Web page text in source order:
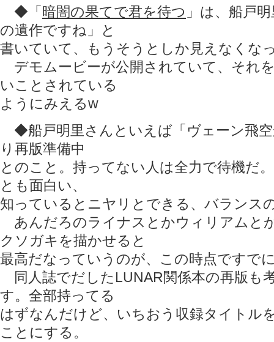
◆「暗闇の果てで君を待つ 」は、船戸
の遺作ですね」と
書いていて、もうそうとしか見えなくな
デモムービーが公開されていて、それ
いことされている
ようにみえるw
◆船戸明里さんといえば「ヴェーン飛空
り再版準備中
とのこと。持ってない人は全力で待機だ
とも面白い、
知っているとニヤリとできる、バランス
あんだろのライナスとかウィリアムと
クソガキを描かせると
最高だなっていうのが、この時点ですで
同人誌でだしたLUNAR関係本の再版も
す。全部持ってる
はずなんだけど、いちおう収録タイトル
ことにする。